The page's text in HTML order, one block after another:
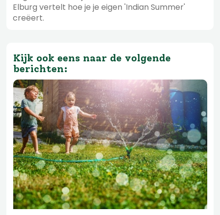
Elburg vertelt hoe je je eigen 'Indian Summer'
creëert.
Kijk ook eens naar de volgende
berichten: